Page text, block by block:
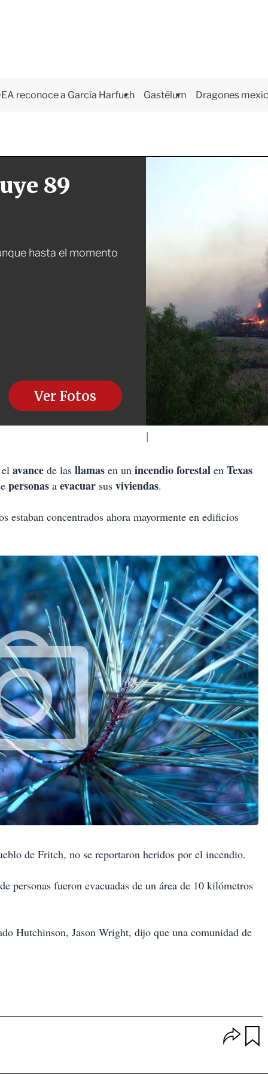
reconoce a García Harfuch Gastélum Dragones
89
hasta el momento
Ver Fotos
avance de las llamas en un incendio forestal en Texas
personas a evacuar sus viviendas.
estaban concentrados ahora mayormente en edificios
de Fritch, no se reportaron heridos por el incendio.
personas fueron evacuadas de un área de 10 kilómetros
Hutchinson, Jason Wright, dijo que una comunidad de
p